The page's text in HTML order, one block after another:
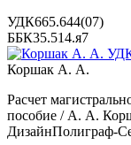
УДК665.644(07)
ББК35.514.я7
Коршак А. А.
Расчет
пособие / А. А.
ДизайнПолиграф-